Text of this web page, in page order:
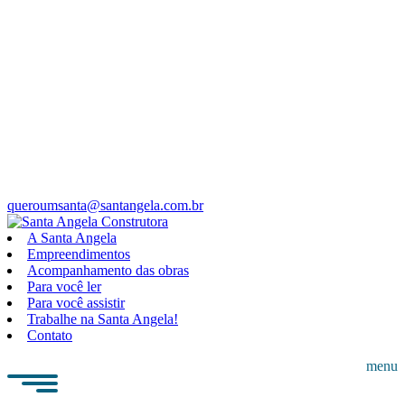
queroumsanta@santangela.com.br
A Santa Angela
Empreendimentos
Acompanhamento das obras
Para você ler
Para você assistir
Trabalhe na Santa Angela!
Contato
menu